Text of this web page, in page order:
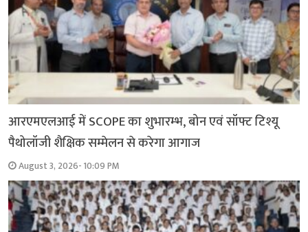
आरएमएलआई में SCOPE का शुभारम्भ, बोन एवं सॉफ्ट टिश्यू
पैथोलॉजी शैक्षिक सम्मेलन से करेगा आगाज
August 3, 2026- 10:09 PM